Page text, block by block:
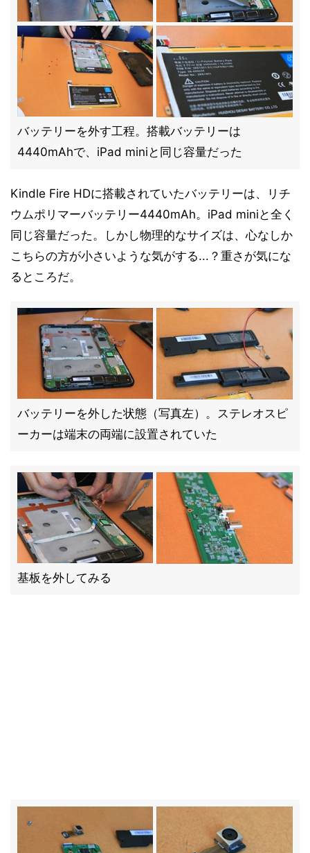
バッテリーを外す工程。搭載バッテリーは
4440mAhで、iPad miniと同じ容量だった
Kindle Fire HDに搭載されていたバッテリーは、リチ
ウムポリマーバッテリー4440mAh。iPad miniと全く
同じ容量だった。しかし物理的なサイズは、心なしか
こちらの方が小さいような気がする...？重さが気にな
るところだ。
バッテリーを外した状態（写真左）。ステレオスピ
ーカーは端末の両端に設置されていた
基板を外してみる